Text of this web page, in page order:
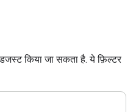
किया जा सकता है. ये फ़िल्टर